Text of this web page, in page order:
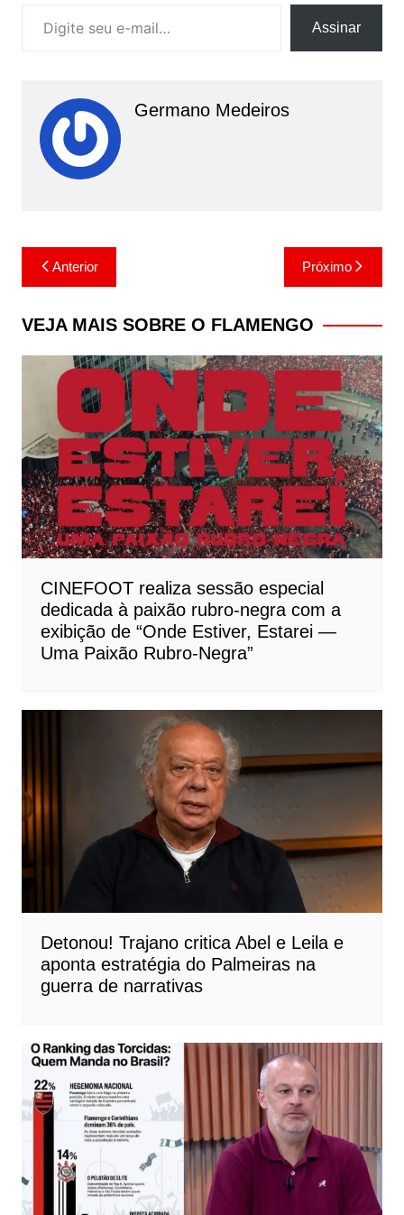
Assinar
Germano Medeiros
Navegação
de
Post
Anterior Próximo
VEJA MAIS SOBRE O FLAMENGO
CINEFOOT realiza sessão especial
dedicada à paixão rubro-negra com a
exibição de “Onde Estiver, Estarei —
Uma Paixão Rubro-Negra”
Detonou! Trajano critica Abel e Leila e
aponta estratégia do Palmeiras na
guerra de narrativas